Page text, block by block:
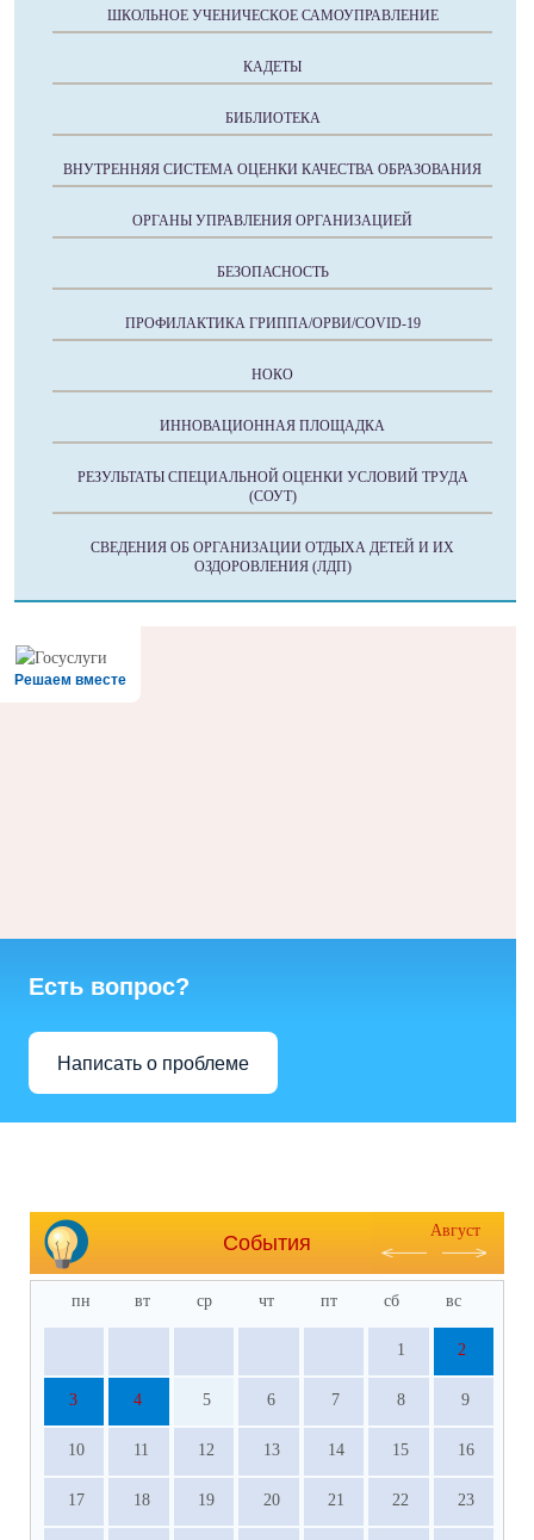
ШКОЛЬНОЕ УЧЕНИЧЕСКОЕ САМОУПРАВЛЕНИЕ
КАДЕТЫ
БИБЛИОТЕКА
ВНУТРЕННЯЯ СИСТЕМА ОЦЕНКИ КАЧЕСТВА ОБРАЗОВАНИЯ
ОРГАНЫ УПРАВЛЕНИЯ ОРГАНИЗАЦИЕЙ
БЕЗОПАСНОСТЬ
ПРОФИЛАКТИКА ГРИППА/ОРВИ/COVID-19
НОКО
ИННОВАЦИОННАЯ ПЛОЩАДКА
РЕЗУЛЬТАТЫ СПЕЦИАЛЬНОЙ ОЦЕНКИ УСЛОВИЙ ТРУДА
(СОУТ)
СВЕДЕНИЯ ОБ ОРГАНИЗАЦИИ ОТДЫХА ДЕТЕЙ И ИХ
ОЗДОРОВЛЕНИЯ (ЛДП)
Решаем вместе
Есть вопрос?
Написать о проблеме
События
Август
пн вт ср чт пт сб вс
1 2
3 4 5 6 7 8 9
10 11 12 13 14 15 16
17 18 19 20 21 22 23